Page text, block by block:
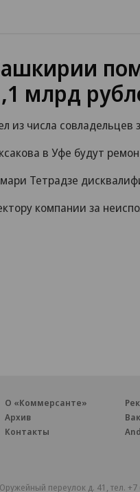
млрд
из числа
в Уфе будут
Тетрадзе
компании за
О «Коммерсанте»
Архив
Контакты
переулок д. 41, тел.